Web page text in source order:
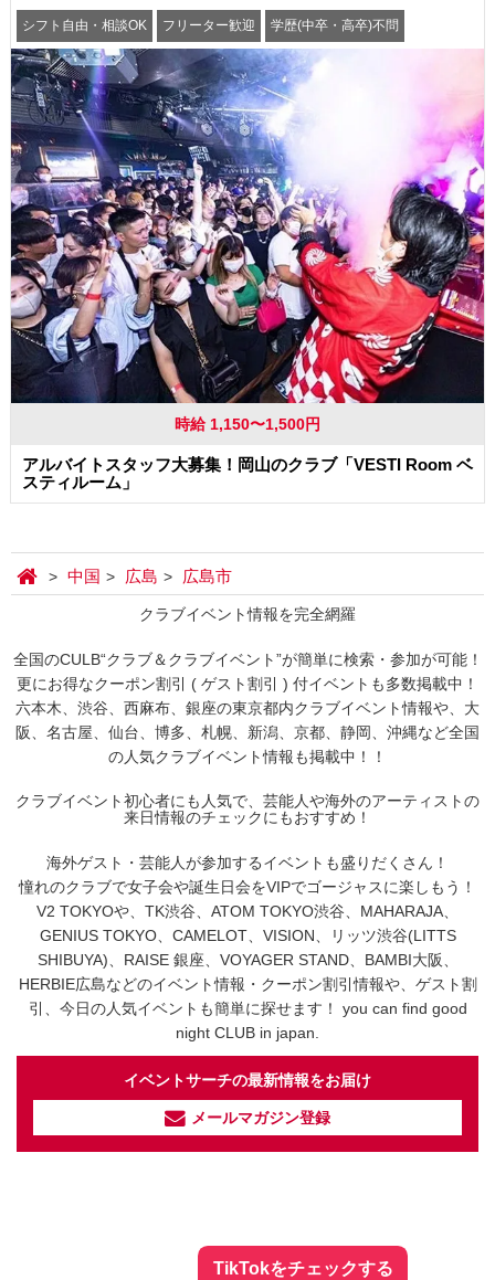
シフト自由・相談OK フリーター歓迎 学歴(中卒・高卒)不問
髪型・髪色自由 交通費支給
時給 1,150〜1,500円
アルバイトスタッフ大募集！岡山のクラブ「VESTI Room ベ
スティルーム」
中国 広島 広島市
クラブイベント情報を完全網羅
全国のCULB“クラブ＆クラブイベント”が簡単に検索・参加が可能！
更にお得なクーポン割引 ( ゲスト割引 ) 付イベントも多数掲載中！
六本木、渋谷、西麻布、銀座の東京都内クラブイベント情報や、大
阪、名古屋、仙台、博多、札幌、新潟、京都、静岡、沖縄など全国
の人気クラブイベント情報も掲載中！！
クラブイベント初心者にも人気で、芸能人や海外のアーティストの
来日情報のチェックにもおすすめ！
海外ゲスト・芸能人が参加するイベントも盛りだくさん！
憧れのクラブで女子会や誕生日会をVIPでゴージャスに楽しもう！
V2 TOKYOや、TK渋谷、ATOM TOKYO渋谷、MAHARAJA、
GENIUS TOKYO、CAMELOT、VISION、リッツ渋谷(LITTS
SHIBUYA)、RAISE 銀座、VOYAGER STAND、BAMBI大阪、
HERBIE広島などのイベント情報・クーポン割引情報や、ゲスト割
引、今日の人気イベントも簡単に探せます！ you can find good
night CLUB in japan.
イベントサーチの最新情報をお届け
メールマガジン登録
TikTokをチェックする